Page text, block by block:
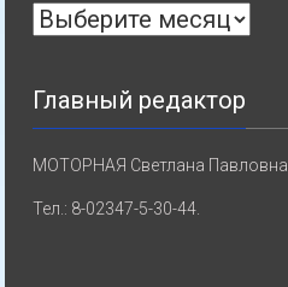
Архивы
Главный редактор
МОТОРНАЯ Светлана Павловна
Тел.: 8-02347-5-30-44.